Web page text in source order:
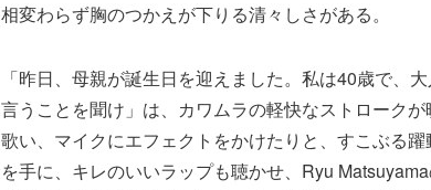
相変わらず胸のつかえが下りる清々しさがある。
「昨日、母親が誕生日を迎えました。私は40歳で、
言うことを聞け」は、カワムラの軽快なストローク
歌い、マイクにエフェクトをかけたりと、すこぶる
を手に、キレのいいラップも聴かせ、Ryu